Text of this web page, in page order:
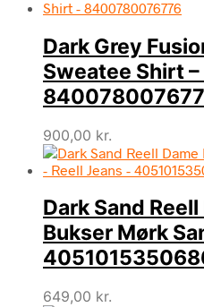
Dark Grey
Sweatee Shirt
900,00 kr.
Dark Sand
Bukser Mørk
649,00 kr.